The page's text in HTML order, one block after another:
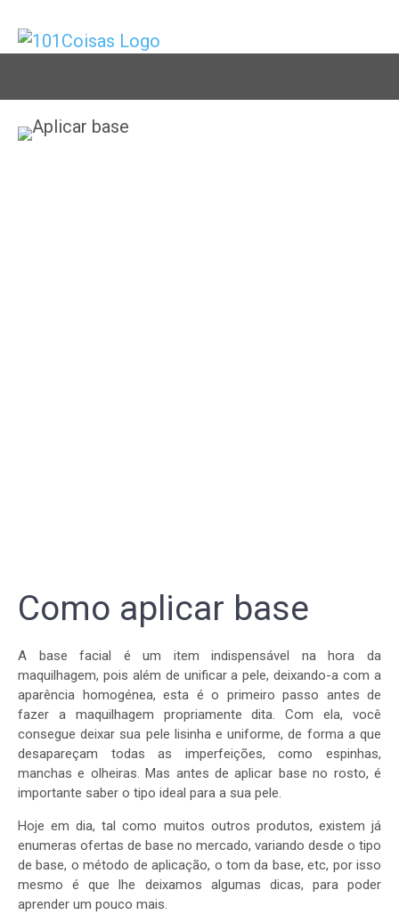
Como aplicar base
A base facial é um item indispensável na hora da
maquilhagem, pois além de unificar a pele, deixando-a com a
aparência homogénea, esta é o primeiro passo antes de
fazer a maquilhagem propriamente dita. Com ela, você
consegue deixar sua pele lisinha e uniforme, de forma a que
desapareçam todas as imperfeições, como espinhas,
manchas e olheiras. Mas antes de aplicar base no rosto, é
importante saber o tipo ideal para a sua pele.
Hoje em dia, tal como muitos outros produtos, existem já
enumeras ofertas de base no mercado, variando desde o tipo
de base, o método de aplicação, o tom da base, etc, por isso
mesmo é que lhe deixamos algumas dicas, para poder
aprender um pouco mais.